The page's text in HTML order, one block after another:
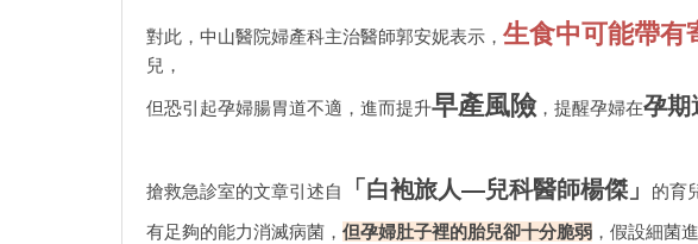
對此，中山醫院婦產科主治醫師郭安妮表示， 生食中可能帶有
兒，
但恐引起孕婦腸胃道不適，進而提升早產風險，提醒孕婦在孕期
搶救急診室的文章引述自 「白袍旅人—兒科醫師楊傑」 的育
有足夠的能力消滅病菌， 但孕婦肚子裡的胎兒卻十分脆弱 ，假設細菌